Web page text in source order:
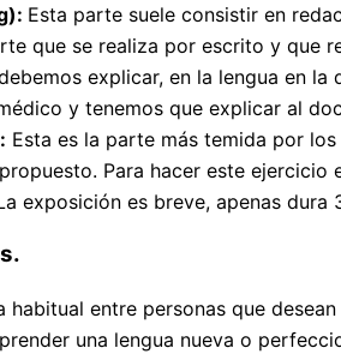
Esta parte suele consistir en
que se realiza por escrito y que
explicar, en la lengua en
y tenemos que explicar al
Esta es la parte más temida por
Para hacer este
exposición es breve, apenas
habitual entre personas que
una lengua nueva o